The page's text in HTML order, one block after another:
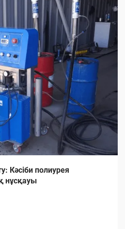
Кәсіби полиурея
нұсқауы